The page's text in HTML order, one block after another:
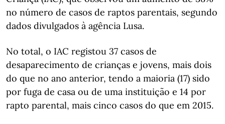
no número de casos de raptos parentais, segundo
dados divulgados à agência Lusa.
No total, o IAC registou 37 casos de
desaparecimento de crianças e jovens, mais dois
do que no ano anterior, tendo a maioria (17) sido
por fuga de casa ou de uma instituição e 14 por
rapto parental, mais cinco casos do que em 2015.